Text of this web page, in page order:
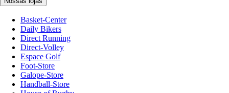
Basket-Center
Daily Bikers
Direct Running
Direct-Volley
Espace Golf
Foot-Store
Galope-Store
Handball-Store